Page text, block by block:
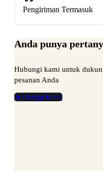
Pengiriman Termasuk
Anda punya
Hubungi kami untuk
pesanan Anda
Hubungi Kami